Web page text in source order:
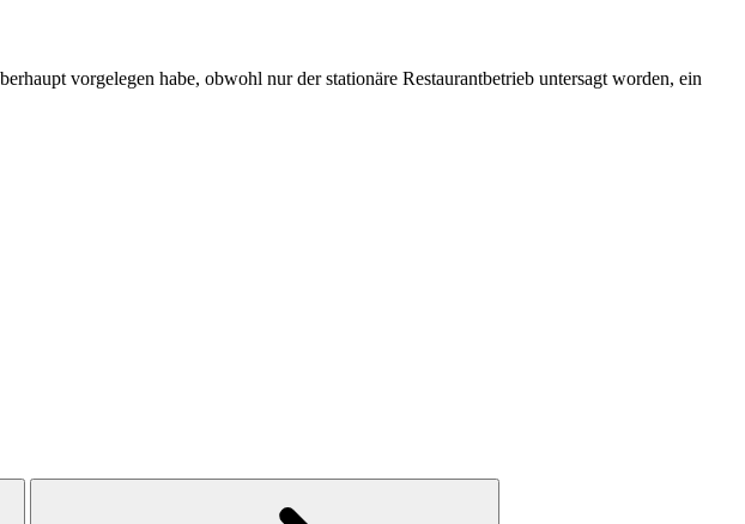
vorgelegen habe, obwohl nur der stationäre Restaurantbetrieb untersagt worden, ein